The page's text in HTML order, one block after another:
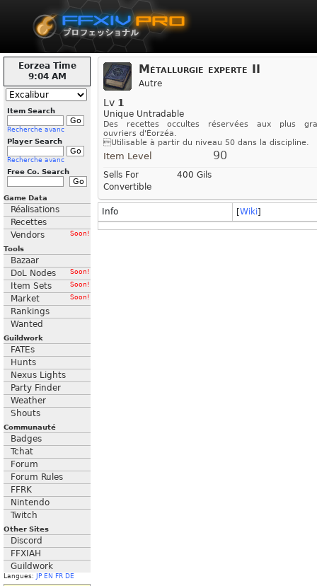
Eorzea Time
9:04 AM
Item Search
Recherche avanc
Player Search
Recherche avanc
Free Co. Search
Game Data
Réalisations
Recettes
Vendors
Soon!
Tools
Bazaar
DoL Nodes
Soon!
Item Sets Soon!
Market Soon!
Rankings
Wanted
Guildwork
FATEs
Hunts
Nexus Lights
Party Finder
Weather
Shouts
Communauté
Badges
Tchat
Forum
Forum Rules
FFRK
Nintendo
Twitch
Other Sites
Discord
FFXIAH
Guildwork
Langues: JP EN FR DE
Métallurgie experte II
Autre
Lv 1
Unique Untradable
Des recettes occultes réservées aux plus
ouvriers d'Éorzéa.
Utilisable à partir du niveau 50 dans la discipline.
Item Level 90
Sells For
400 Gils
Convertible
Info [Wiki]